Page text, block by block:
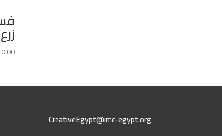
CreativeEgypt@imc-egypt.org